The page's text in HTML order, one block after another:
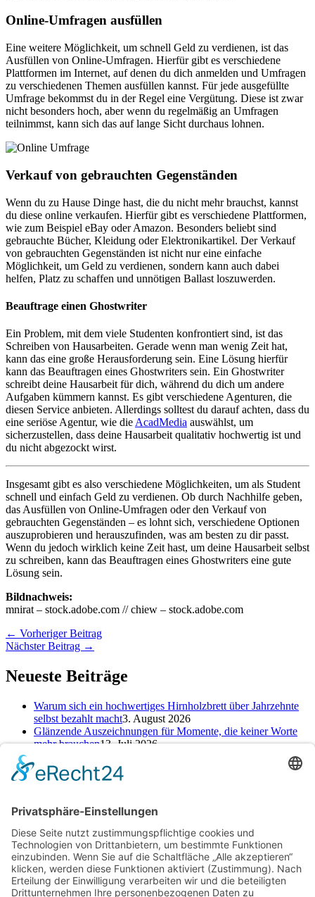
Online-Umfragen ausfüllen
Eine weitere Möglichkeit, um schnell Geld zu verdienen, ist das
Ausfüllen von Online-Umfragen. Hierfür gibt es verschiedene
Plattformen im Internet, auf denen du dich anmelden und Umfragen
zu verschiedenen Themen ausfüllen kannst. Für jede ausgefüllte
Umfrage bekommst du in der Regel eine Vergütung. Diese ist zwar
nicht besonders hoch, aber wenn du regelmäßig an Umfragen
teilnimmst, kann sich das auf lange Sicht durchaus lohnen.
Verkauf von gebrauchten Gegenständen
Wenn du zu Hause Dinge hast, die du nicht mehr brauchst, kannst
du diese online verkaufen. Hierfür gibt es verschiedene Plattformen,
wie zum Beispiel eBay oder Amazon. Besonders beliebt sind
gebrauchte Bücher, Kleidung oder Elektronikartikel. Der Verkauf
von gebrauchten Gegenständen ist nicht nur eine einfache
Möglichkeit, um Geld zu verdienen, sondern kann auch dabei
helfen, Platz zu schaffen und unnötigen Ballast loszuwerden.
Beauftrage einen Ghostwriter
Ein Problem, mit dem viele Studenten konfrontiert sind, ist das
Schreiben von Hausarbeiten. Gerade wenn man wenig Zeit hat,
kann das eine große Herausforderung sein. Eine Lösung hierfür
kann das Beauftragen eines Ghostwriters sein. Ein Ghostwriter
schreibt deine Hausarbeit für dich, während du dich um andere
Aufgaben kümmern kannst. Es gibt verschiedene Agenturen, die
diesen Service anbieten. Allerdings solltest du darauf achten, dass du
eine seriöse Agentur, wie die AcadMedia auswählst, um
sicherzustellen, dass deine Hausarbeit qualitativ hochwertig ist und
du nicht abgezockt wirst.
Insgesamt gibt es also verschiedene Möglichkeiten, um als Student
schnell und einfach Geld zu verdienen. Ob durch Nachhilfe geben,
das Ausfüllen von Online-Umfragen oder den Verkauf von
gebrauchten Gegenständen – es lohnt sich, verschiedene Optionen
auszuprobieren und herauszufinden, was am besten zu dir passt.
Wenn du jedoch wirklich keine Zeit hast, um deine Hausarbeit selbst
zu schreiben, kann das Beauftragen eines Ghostwriters eine gute
Lösung sein.
Bildnachweis:
mnirat – stock.adobe.com // chiew – stock.adobe.com
← Vorheriger Beitrag
Nächster Beitrag →
Neueste Beiträge
Warum sich ein hochwertiges Hirnholzbrett über Jahrzehnte
selbst bezahlt macht3. August 2026
Glänzende Auszeichnungen für Momente, die keiner Worte
mehr brauchen13. Juli 2026
starten25. Juni 2026
Kategorien
Schlagwörter
Baufinanzierung Beratung Beruf cbd online kaufen Einsparungen Erfahrung